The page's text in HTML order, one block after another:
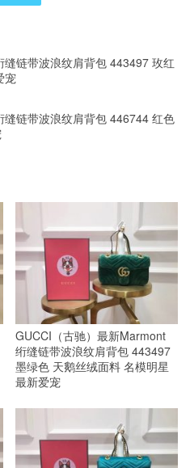
链带波浪纹肩背包 443497 玫红
宠
链带波浪纹肩背包 446744 红色
GUCCI（古驰）最新Marmont
绗缝链带波浪纹肩背包 443497
墨绿色 天鹅丝绒面料 名模明星
最新爱宠